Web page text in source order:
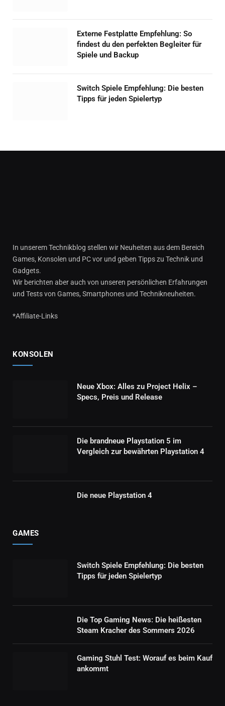
Externe Festplatte Empfehlung: So
findest du den perfekten Begleiter für
Spiele und Backup
Switch Spiele Empfehlung: Die besten
Tipps für jeden Spielertyp
In unserem Technikblog stellen wir Neuheiten aus dem Bereich
Games, Konsolen und PC vor und geben Tipps zu Technik und
Gadgets.
Wir berichten aber auch von unseren persönlichen Erfahrungen
und Tests von Games, Smartphones und Technikneuheiten.
*Affiliate-Links
KONSOLEN
Neue Xbox: Alles zu Project Helix –
Specs, Preis und Release
Die brandneue Playstation 5 im
Vergleich zur bewährten Playstation 4
Die neue Playstation 4
GAMES
Switch Spiele Empfehlung: Die besten
Tipps für jeden Spielertyp
Die Top Gaming News: Die heißesten
Steam Kracher des Sommers 2026
Gaming Stuhl Test: Worauf es beim Kauf
ankommt